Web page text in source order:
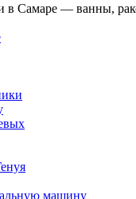
в Самаре — ванны,
машину